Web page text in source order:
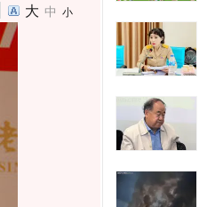
大 中 小